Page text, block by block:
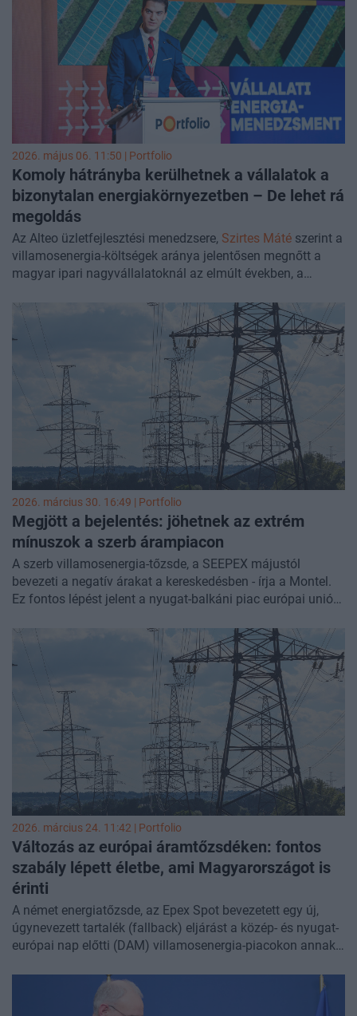
meghatározó - mondta Aszódi Attila, a Budapesti Műszaki
és Gazdaságtudományi Egyetem Nukleáris Technikai
Intézet professzora a Portfolio AI in Energy 2026
konferenciáján.
2026. május 06. 11:50 | Portfolio
Komoly hátrányba kerülhetnek a vállalatok a
bizonytalan energiakörnyezetben – De lehet rá
megoldás
Az Alteo üzletfejlesztési menedzsere, Szirtes Máté szerint a
villamosenergia-költségek aránya jelentősen megnőtt a
magyar ipari nagyvállalatoknál az elmúlt években, a
versenyhátrányt jelent. Az Alteo komplex aggregátori-
kereskedői szolgáltatásával pontos menetrendezést és
valós idejű szabályozást kínál, ami optimalizált ellátási
árat biztosíthat a partnereinek.
Ha érdekel az energetikai és a mesterséges intelligencia
szinergiája, akkor ott a helyed a legújabb AI in Energy
konferenciánkon! Most még EARLY BIRD jegyáron
kerülhetsz be,idekattintva.
2026. március 30. 16:49 | Portfolio
Megjött a bejelentés: jöhetnek az extrém
mínuszok a szerb árampiacon
A szerb villamosenergia-tőzsde, a SEEPEX májustól
bevezeti a negatív árakat a kereskedésben - írja a Montel.
Ez fontos lépést jelent a nyugat-balkáni piac európai uniós
2026. március 24. 11:42 | Portfolio
Változás az európai áramtőzsdéken: fontos
szabály lépett életbe, ami Magyarországot is
érinti
A német energiatőzsde, az Epex Spot bevezetett egy új,
úgynevezett tartalék (fallback) eljárást a közép- és nyugat-
európai nap előtti (DAM) villamosenergia-piacokon annak
elkerülhetők legyenek a szélsőséges árkülönbségek az
egyes tőzsdék között - írta meg a Montel.